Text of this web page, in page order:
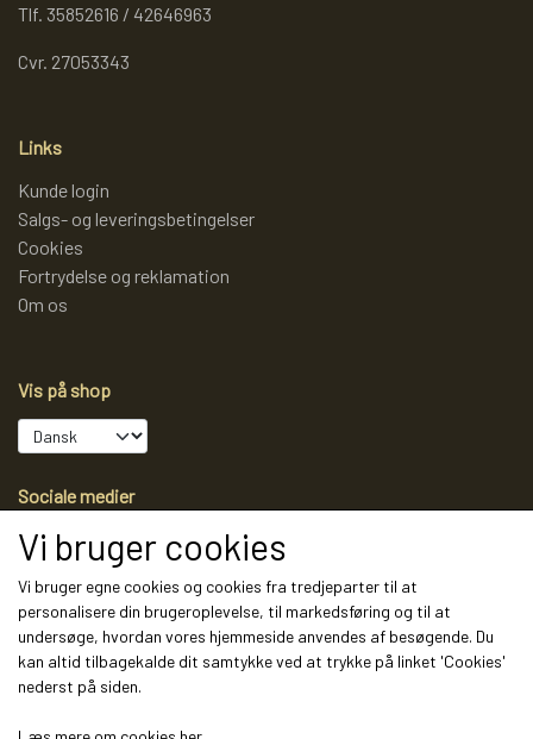
Tlf. 35852616 / 42646963
Cvr. 27053343
Links
Kunde login
Salgs- og leveringsbetingelser
Cookies
Fortrydelse og reklamation
Om os
Vis på shop
Sociale medier
Modtag vores nyhedsbrev via e-mail
Tilmeld
Vi bruger cookies
Vi bruger egne cookies og cookies fra tredjeparter til at
personalisere din brugeroplevelse, til markedsføring og til at
undersøge, hvordan vores hjemmeside anvendes af besøgende. Du
kan altid tilbagekalde dit samtykke ved at trykke på linket 'Cookies'
nederst på siden.